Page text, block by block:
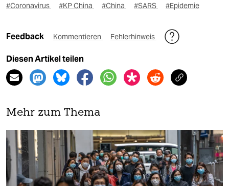
#Coronavirus #KP China #China #SARS #Epidemie
Feedback Kommentieren Fehlerhinweis
Diesen Artikel teilen
Mehr zum Thema